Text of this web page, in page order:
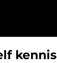
kennis